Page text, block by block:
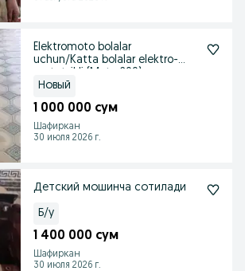
Elektromoto bolalar
uchun/Katta bolalar elektro-
Новый
1 000 000 сум
Шафиркан
30 июля 2026 г.
Детский мошинча сотилади
Б/у
1 400 000 сум
Шафиркан
30 июля 2026 г.